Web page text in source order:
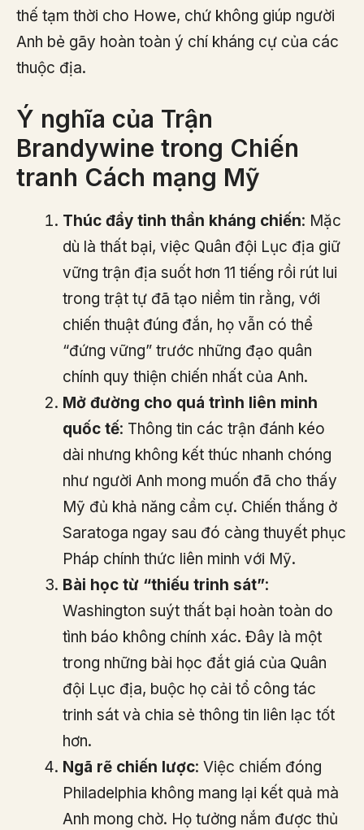
thế tạm thời cho Howe, chứ không giúp người
Anh bẻ gãy hoàn toàn ý chí kháng cự của các
thuộc địa.
Ý nghĩa của Trận
Brandywine trong Chiến
tranh Cách mạng Mỹ
Thúc đẩy tinh thần kháng chiến: Mặc
dù là thất bại, việc Quân đội Lục địa giữ
vững trận địa suốt hơn 11 tiếng rồi rút lui
trong trật tự đã tạo niềm tin rằng, với
chiến thuật đúng đắn, họ vẫn có thể
“đứng vững” trước những đạo quân
chính quy thiện chiến nhất của Anh.
Mở đường cho quá trình liên minh
quốc tế: Thông tin các trận đánh kéo
dài nhưng không kết thúc nhanh chóng
như người Anh mong muốn đã cho thấy
Mỹ đủ khả năng cầm cự. Chiến thắng ở
Saratoga ngay sau đó càng thuyết phục
Pháp chính thức liên minh với Mỹ.
Bài học từ “thiếu trinh sát”:
Washington suýt thất bại hoàn toàn do
tình báo không chính xác. Đây là một
trong những bài học đắt giá của Quân
đội Lục địa, buộc họ cải tổ công tác
trinh sát và chia sẻ thông tin liên lạc tốt
hơn.
Ngã rẽ chiến lược: Việc chiếm đóng
Philadelphia không mang lại kết quả mà
Anh mong chờ. Họ tưởng nắm được thủ